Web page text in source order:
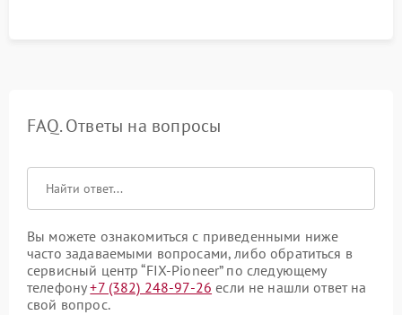
FAQ. Ответы на вопросы
Вы можете ознакомиться с приведенными ниже
часто задаваемыми вопросами, либо обратиться в
сервисный центр “FIX-Pioneer” по следующему
телефону+7 (382) 248-97-26 если не нашли ответ на
свой вопрос.